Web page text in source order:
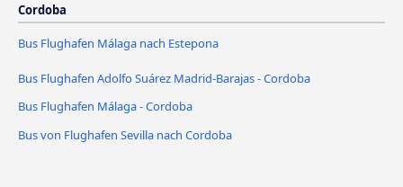
Cordoba
Bus Flughafen Málaga nach Estepona
Bus Flughafen Adolfo Suárez Madrid-Barajas - Cordoba
Bus Flughafen Málaga - Cordoba
Bus von Flughafen Sevilla nach Cordoba